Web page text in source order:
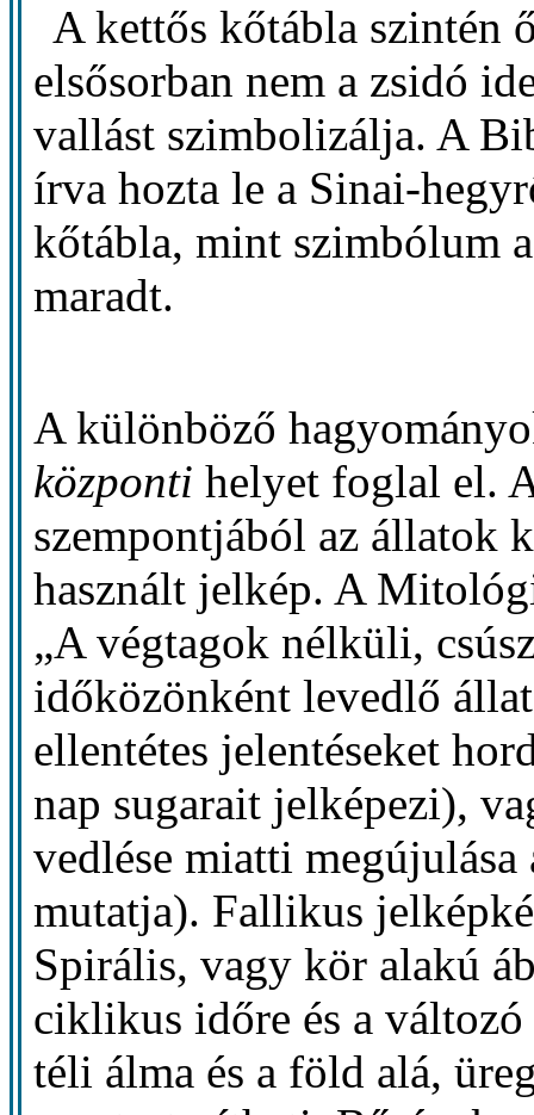
A kettős kőtábla szintén
elsősorban nem a zsidó
vallást szimbolizálja. A
írva hozta le a Sinai-
kőtábla, mint szimbólum
maradt.
A különböző
központi helyet foglal el.
szempontjából az állatok
használt jelkép. A
„A végtagok nélküli,
időközönként levedlő
ellentétes jelentéseket
nap sugarait jelképezi),
vedlése miatti
mutatja). Fallikus
Spirális, vagy kör alakú
ciklikus időre és a
téli álma és a föld alá,